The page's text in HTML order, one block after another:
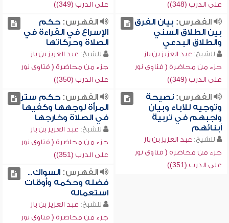
على الدرب (348))
على الدرب (349))
الفهرس: بيان الفرق
بين الطلاق السني
والطلاق البدعي
للشيخ: عبد العزيز بن باز
جزء من محاضرة ( فتاوى نور
على الدرب (349))
الفهرس:حكم
الإسراع في القراءة في
الصلاة وحركاتها
للشيخ: عبد العزيز بن باز
جزء من محاضرة ( فتاوى نور
على الدرب (350))
الفهرس:نصيحة
وتوجيه للآباء وبيان
واجبهم في تربية
أبنائهم
للشيخ: عبد العزيز بن باز
جزء من محاضرة ( فتاوى نور
على الدرب (351))
الفهرس:حكم ستر
المرأة لوجهها وكفيها
في الصلاة وخارجها
للشيخ: عبد العزيز بن باز
جزء من محاضرة ( فتاوى نور
على الدرب (351))
الفهرس:السواك..
فضله وحكمه وأوقات
استعماله
للشيخ: عبد العزيز بن باز
جزء من محاضرة ( فتاوى نور